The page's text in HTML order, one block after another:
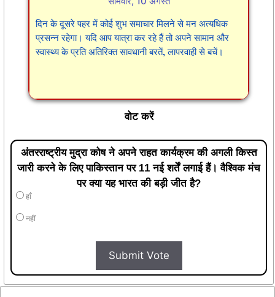
दिन के दूसरे पहर में कोई शुभ समाचार मिलने से मन अत्यधिक
प्रसन्न रहेगा। यदि आप यात्रा कर रहे हैं तो अपने सामान और
स्वास्थ्य के प्रति अतिरिक्त सावधानी बरतें, लापरवाही से बचें।
वोट करें
अंतरराष्ट्रीय मुद्रा कोष ने अपने राहत कार्यक्रम की अगली किस्त
जारी करने के लिए पाकिस्तान पर 11 नई शर्तें लगाई हैं। वैश्विक मंच
पर क्या यह भारत की बड़ी जीत है?
हाँ
नहीं
Submit Vote